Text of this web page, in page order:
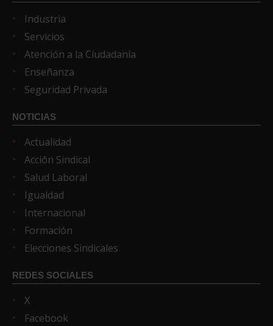
Industria
Servicios
Atención a la Ciudadanía
Enseñanza
Seguridad Privada
NOTICIAS
Actualidad
Acción Sindical
Salud Laboral
Igualdad
Internacional
Formación
Elecciones Sindicales
REDES SOCIALES
X
Facebook